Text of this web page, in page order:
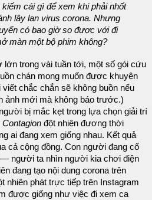
cái gì để xem khi phải nhốt
lây lan virus corona. Nhưng
có bao giờ so được với đi
màn một bộ phim không?
lớn trong vài tuần tới, một số gói cứu
chán mong muốn được khuyên
chắc chắn sẽ không buồn nếu
ảnh mới mà không báo trước.)
bị mắc kẹt trong lựa chọn giải trí
Contagion đột nhiên đương thời
ai đang xem giống nhau. Kết quả
cả cộng đồng. Con người đang cố
người ta nhìn người kia chơi điện
đang tạo nội dung corona trên
nhiên phát trực tiếp trên Instagram
được giống như việc đi xem ca